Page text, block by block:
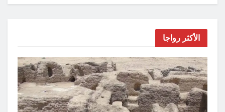
الأكثر رواجا